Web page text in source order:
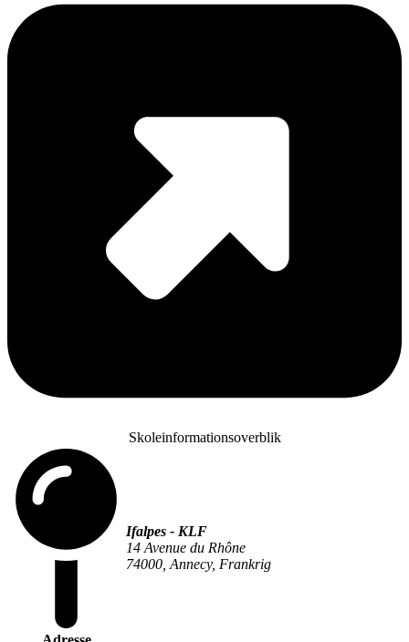
Skoleinformationsoverblik
Ifalpes - KLF
14 Avenue du Rhône
74000, Annecy, Frankrig